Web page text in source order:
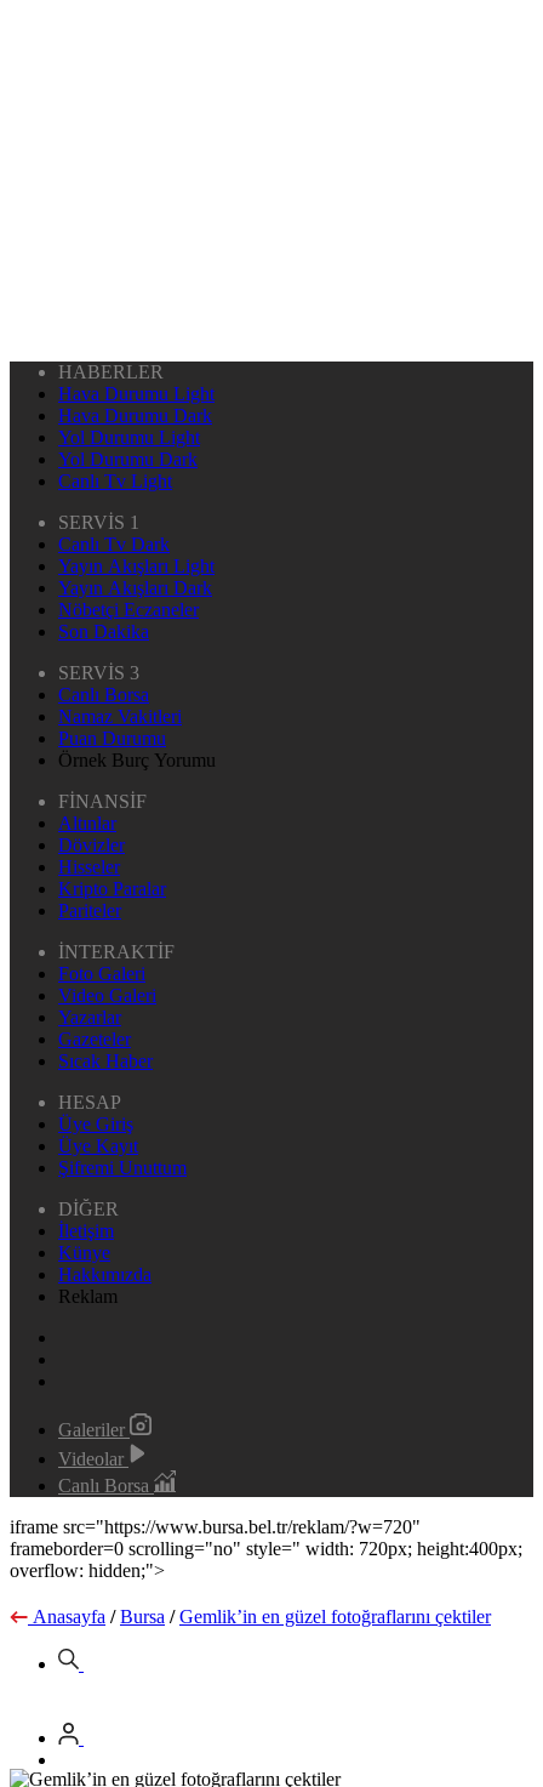
HABERLER
Hava Durumu Light
Hava Durumu Dark
Yol Durumu Light
Yol Durumu Dark
Canlı Tv Light
SERVİS 1
Canlı Tv Dark
Yayın Akışları Light
Yayın Akışları Dark
Nöbetçi Eczaneler
Son Dakika
SERVİS 3
Canlı Borsa
Namaz Vakitleri
Puan Durumu
Örnek Burç Yorumu
FİNANSİF
Altınlar
Dövizler
Hisseler
Kripto Paralar
Pariteler
İNTERAKTİF
Foto Galeri
Video Galeri
Yazarlar
Gazeteler
Sıcak Haber
HESAP
Üye Giriş
Üye Kayıt
Şifremi Unuttum
DİĞER
İletişim
Künye
Hakkımızda
Reklam
Galeriler
Videolar
Canlı Borsa
iframe src="https://www.bursa.bel.tr/reklam/?w=720"
frameborder=0 scrolling="no" style=" width: 720px; height:400px;
overflow: hidden;">
Anasayfa / Bursa / Gemlik’in en güzel fotoğraflarını çektiler